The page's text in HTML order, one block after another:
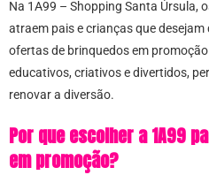
Na 1A99 – Shopping Santa Úrsula,
atraem pais e crianças que
ofertas de brinquedos em
educativos, criativos e divertidos,
renovar a diversão.
Por que escolher a 1A99
em promoção?